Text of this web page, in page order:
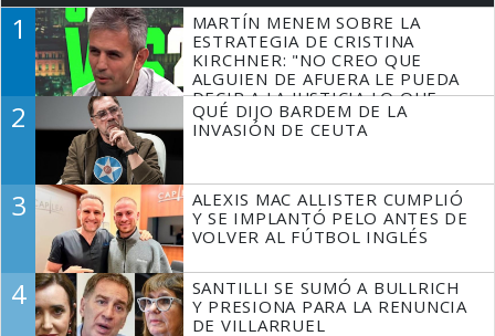
1
MARTÍN MENEM SOBRE LA
ESTRATEGIA DE CRISTINA
KIRCHNER: "NO CREO QUE
ALGUIEN DE AFUERA LE PUEDA
DECIR A LA JUSTICIA LO QUE
TIENE QUE HACER"
2
QUÉ DIJO BARDEM DE LA
INVASIÓN DE CEUTA
3
ALEXIS MAC ALLISTER CUMPLIÓ
Y SE IMPLANTÓ PELO ANTES DE
VOLVER AL FÚTBOL INGLÉS
4
SANTILLI SE SUMÓ A BULLRICH
Y PRESIONA PARA LA RENUNCIA
DE VILLARRUEL